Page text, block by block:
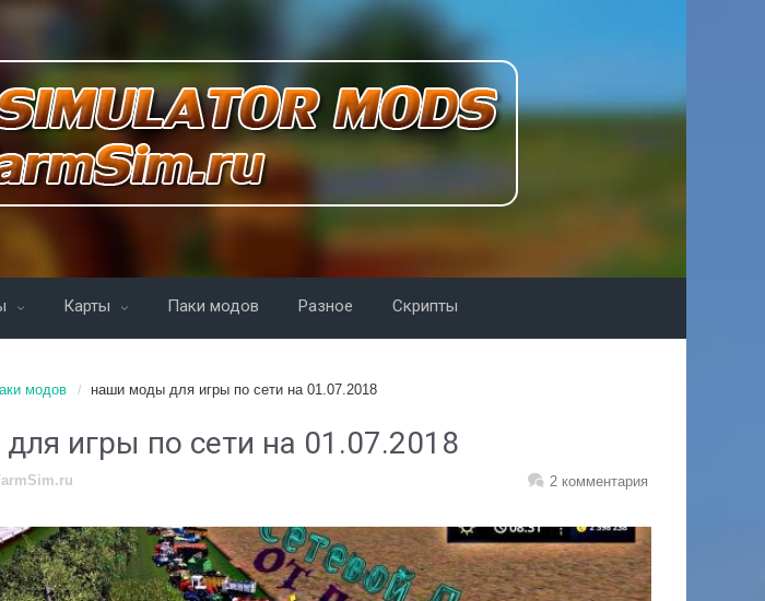
Карты Паки модов Разное Скрипты
модов наши моды для игры по сети на 01.07.2018
игры по сети на 01.07.2018
2 комментария